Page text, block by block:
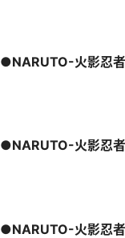
●NARUTO-火影忍
●NARUTO-火影忍
●NARUTO-火影忍